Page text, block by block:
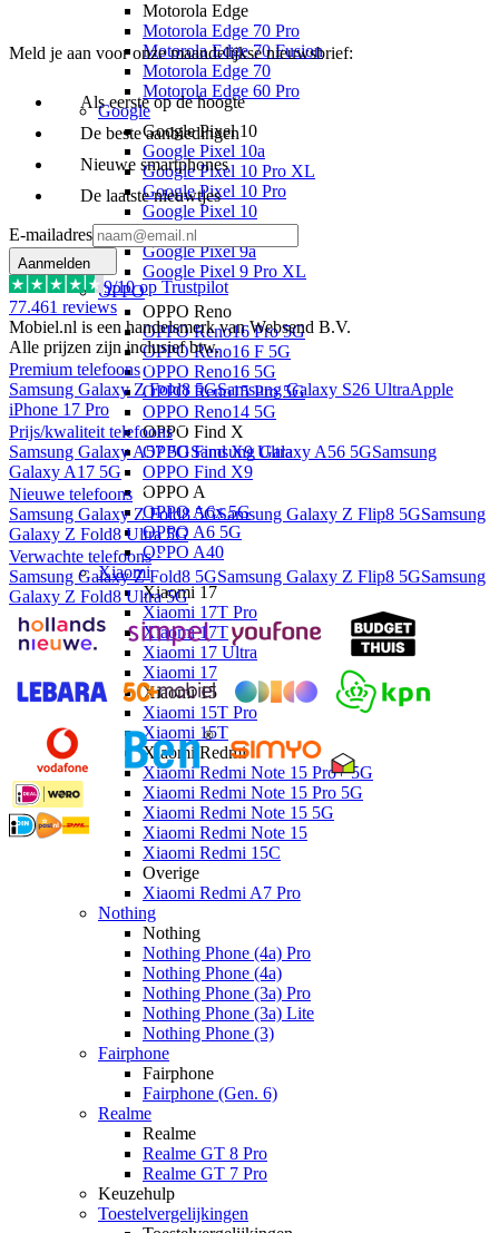
Motorola Edge
Motorola Edge 70 Pro
Motorola Edge 70 Fusion
Motorola Edge 70
Motorola Edge 60 Pro
Google
Google Pixel 10
Google Pixel 10a
Google Pixel 10 Pro XL
Google Pixel 10 Pro
Google Pixel 10
Google Pixel 9
Google Pixel 9a
Google Pixel 9 Pro XL
OPPO
OPPO Reno
OPPO Reno16 Pro 5G
OPPO Reno16 F 5G
OPPO Reno16 5G
OPPO Reno15 Pro 5G
OPPO Reno14 5G
OPPO Find X
OPPO Find X9 Ultra
OPPO Find X9
OPPO A
OPPO A6x 5G
OPPO A6 5G
OPPO A40
Xiaomi
Xiaomi 17
Xiaomi 17T Pro
Xiaomi 17T
Xiaomi 17 Ultra
Xiaomi 17
Xiaomi 15
Xiaomi 15T Pro
Xiaomi 15T
Xiaomi Redmi
Xiaomi Redmi Note 15 Pro+ 5G
Xiaomi Redmi Note 15 Pro 5G
Xiaomi Redmi Note 15 5G
Xiaomi Redmi Note 15
Xiaomi Redmi 15C
Overige
Xiaomi Redmi A7 Pro
Nothing
Nothing
Nothing Phone (4a) Pro
Nothing Phone (4a)
Nothing Phone (3a) Pro
Nothing Phone (3a) Lite
Nothing Phone (3)
Fairphone
Fairphone
Fairphone (Gen. 6)
Realme
Realme
Realme GT 8 Pro
Realme GT 7 Pro
Keuzehulp
Toestelvergelijkingen
Meld je aan voor onze maandelijkse nieuwsbrief:
Als eerste op de hoogte
De beste aanbiedingen
Nieuwe smartphones
De laatste nieuwtjes
E-mailadres
Aanmelden
9/10 op Trustpilot
77.461 reviews
Mobiel.nl is een handelsmerk van Websend B.V.
Alle prijzen zijn inclusief btw.
Premium telefoons
Samsung Galaxy Z Fold8 5GSamsung Galaxy S26 UltraApple
iPhone 17 Pro
Prijs/kwaliteit telefoons
Samsung Galaxy A57 5GSamsung Galaxy A56 5GSamsung
Galaxy A17 5G
Nieuwe telefoons
Samsung Galaxy Z Fold8 5GSamsung Galaxy Z Flip8 5GSamsung
Galaxy Z Fold8 Ultra 5G
Verwachte telefoons
Samsung Galaxy Z Fold8 5GSamsung Galaxy Z Flip8 5GSamsung
Galaxy Z Fold8 Ultra 5G